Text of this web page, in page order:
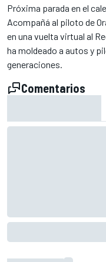
Próxima parada en el
Acompañá al piloto de
en una vuelta virtual al
ha moldeado a autos y
generaciones.
Comentarios